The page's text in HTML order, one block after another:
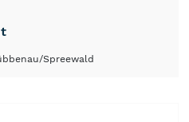
Spreewald